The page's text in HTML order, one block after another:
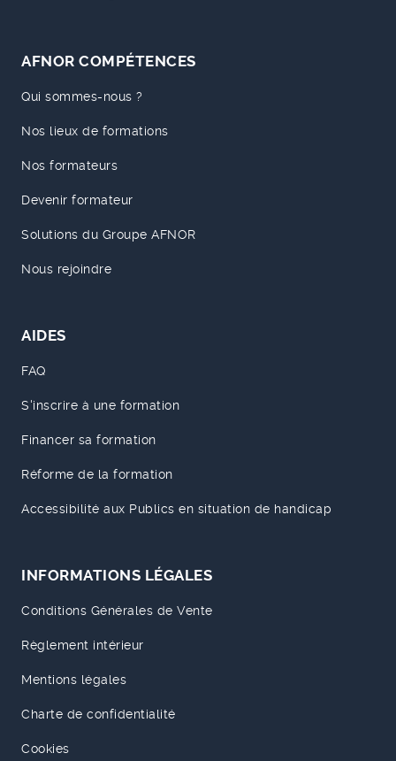
AFNOR COMPÉTENCES
Qui sommes-nous ?
Nos lieux de formations
Nos formateurs
Devenir formateur
Solutions du Groupe AFNOR
Nous rejoindre
AIDES
FAQ
S'inscrire à une formation
Financer sa formation
Réforme de la formation
Accessibilité aux Publics en situation de handicap
INFORMATIONS LÉGALES
Conditions Générales de Vente
Règlement intérieur
Mentions légales
Charte de confidentialité
Cookies